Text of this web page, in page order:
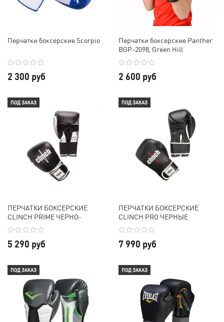
Перчатки боксерские Scorpio
2 300 руб
Перчатки боксерские Panther
BGP-2098, Green Hill
2 600 руб
ПОД ЗАКАЗ
ПЕРЧАТКИ БОКСЕРСКИЕ
CLINCH PRIME ЧЕРНО-
СЕРЕБРИСТЫЕ
5 290 руб
ПОД ЗАКАЗ
ПЕРЧАТКИ БОКСЕРСКИЕ
CLINCH PRO ЧЕРНЫЕ
7 990 руб
ПОД ЗАКАЗ ПОД ЗАКАЗ